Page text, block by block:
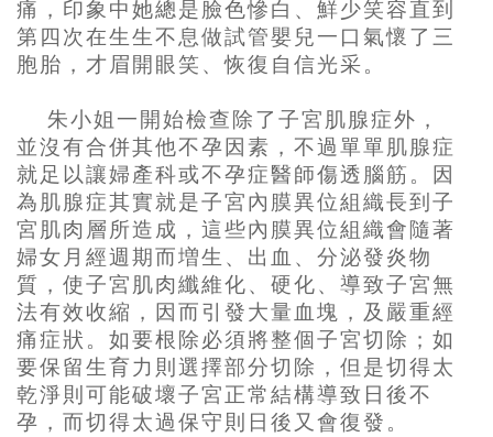
痛，印象中她總是臉色慘白、鮮少笑容直到
第四次在生生不息做試管嬰兒一口氣懷了三
胞胎，才眉開眼笑、恢復自信光采。
朱小姐一開始檢查除了子宮肌腺症外，
並沒有合併其他不孕因素，不過單單肌腺症
就足以讓婦產科或不孕症醫師傷透腦筋。因
為肌腺症其實就是子宮內膜異位組織長到子
宮肌肉層所造成，這些內膜異位組織會隨著
婦女月經週期而増生、出血、分泌發炎物
質，使子宮肌肉纖維化、硬化、導致子宮無
法有效收縮，因而引發大量血塊，及嚴重經
痛症狀。如要根除必須將整個子宮切除；如
要保留生育力則選擇部分切除，但是切得太
乾淨則可能破壞子宮正常結構導致日後不
孕，而切得太過保守則日後又會復發。